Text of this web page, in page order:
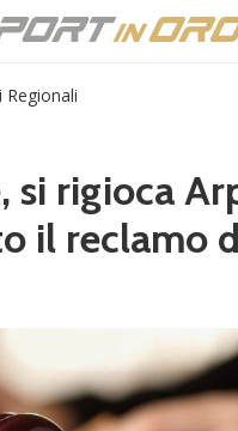
si rigioca
il reclamo